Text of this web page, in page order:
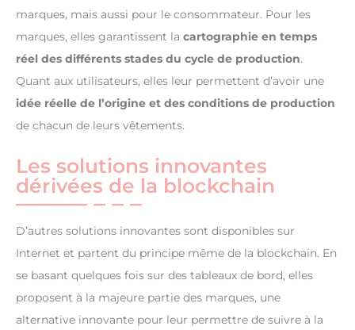
marques, mais aussi pour le consommateur. Pour les
marques, elles garantissent la cartographie en temps
réel des différents stades du cycle de production.
Quant aux utilisateurs, elles leur permettent d’avoir une
idée réelle de l’origine et des conditions de production
de chacun de leurs vêtements.
Les solutions innovantes
dérivées de la blockchain
D’autres solutions innovantes sont disponibles sur
Internet et partent du principe même de la blockchain. En
se basant quelques fois sur des tableaux de bord, elles
proposent à la majeure partie des marques, une
alternative innovante pour leur permettre de suivre à la